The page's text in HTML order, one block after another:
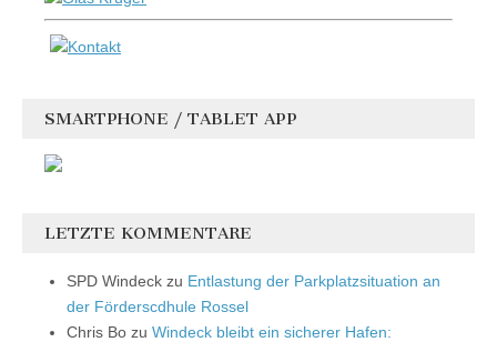
SMARTPHONE / TABLET APP
LETZTE KOMMENTARE
SPD Windeck zu Entlastung der Parkplatzsituation an
der Förderscdhule Rossel
Chris Bo zu Windeck bleibt ein sicherer Hafen: